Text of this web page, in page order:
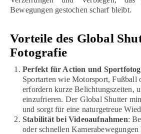
Bewegungen gestochen scharf bleibt.
Vorteile des Global
Fotografie
Perfekt für Action und
Sportarten wie Motorsport, Fußball
erfordern kurze Belichtungszeiten,
einzufrieren. Der Global Shutter
und sorgt für eine naturgetreue
Stabilität bei Videoaufnahmen:
oder schnellen